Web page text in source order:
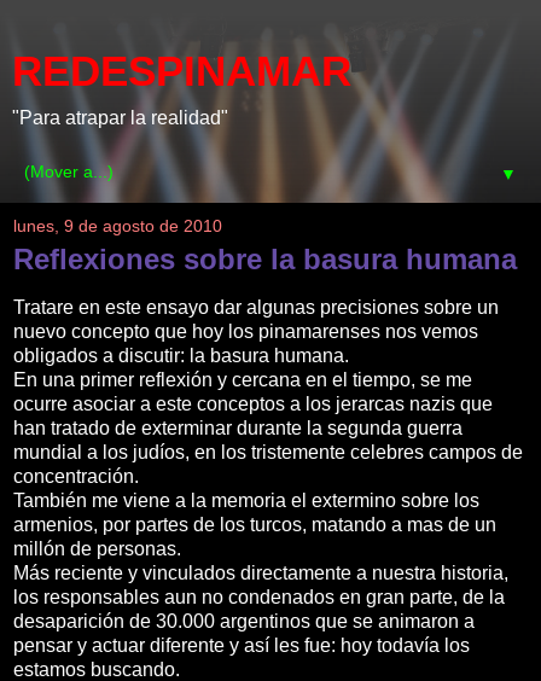
REDESPINAMAR
"Para atrapar la realidad"
▼
lunes, 9 de agosto de 2010
Reflexiones sobre la basura humana
Tratare en este ensayo dar algunas precisiones sobre un
nuevo concepto que hoy los pinamarenses nos vemos
obligados a discutir: la basura humana.
En una primer reflexión y cercana en el tiempo, se me
ocurre asociar a este conceptos a los jerarcas nazis que
han tratado de exterminar durante la segunda guerra
mundial a los judíos, en los tristemente celebres campos de
concentración.
También me viene a la memoria el extermino sobre los
armenios, por partes de los turcos, matando a mas de un
millón de personas.
Más reciente y vinculados directamente a nuestra historia,
los responsables aun no condenados en gran parte, de la
desaparición de 30.000 argentinos que se animaron a
pensar y actuar diferente y así les fue: hoy todavía los
estamos buscando.